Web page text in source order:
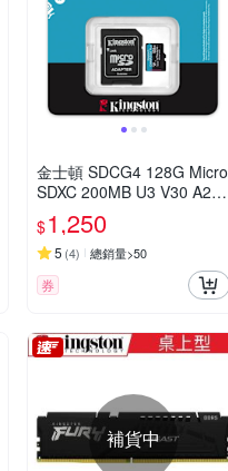
金士頓 SDCG4 128G Micro
SDXC 200MB U3 V30 A2
記憶卡 SDCG4/128GB
$1,250
5 (4) 總銷量>50
券
補貨中